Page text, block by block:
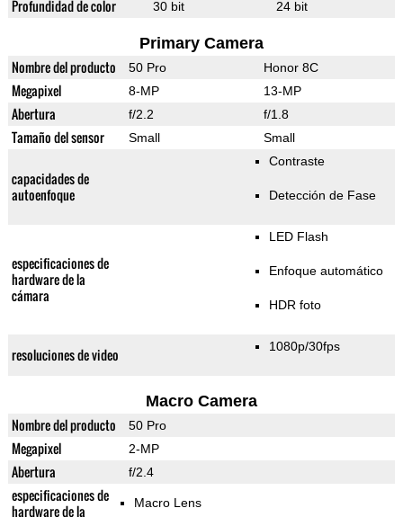
Profundidad de color 30 bit 24 bit
Primary Camera
Nombre del producto 50 Pro Honor 8C
Megapixel 8-MP 13-MP
Abertura f/2.2 f/1.8
Tamaño del sensor Small Small
capacidades de
autoenfoque
Contraste
Detección de Fase
especificaciones de
hardware de la
cámara
LED Flash
Enfoque automático
HDR foto
resoluciones de video 1080p/30fps
Macro Camera
Nombre del producto 50 Pro
Megapixel 2-MP
Abertura f/2.4
especificaciones de
hardware de la
Macro Lens